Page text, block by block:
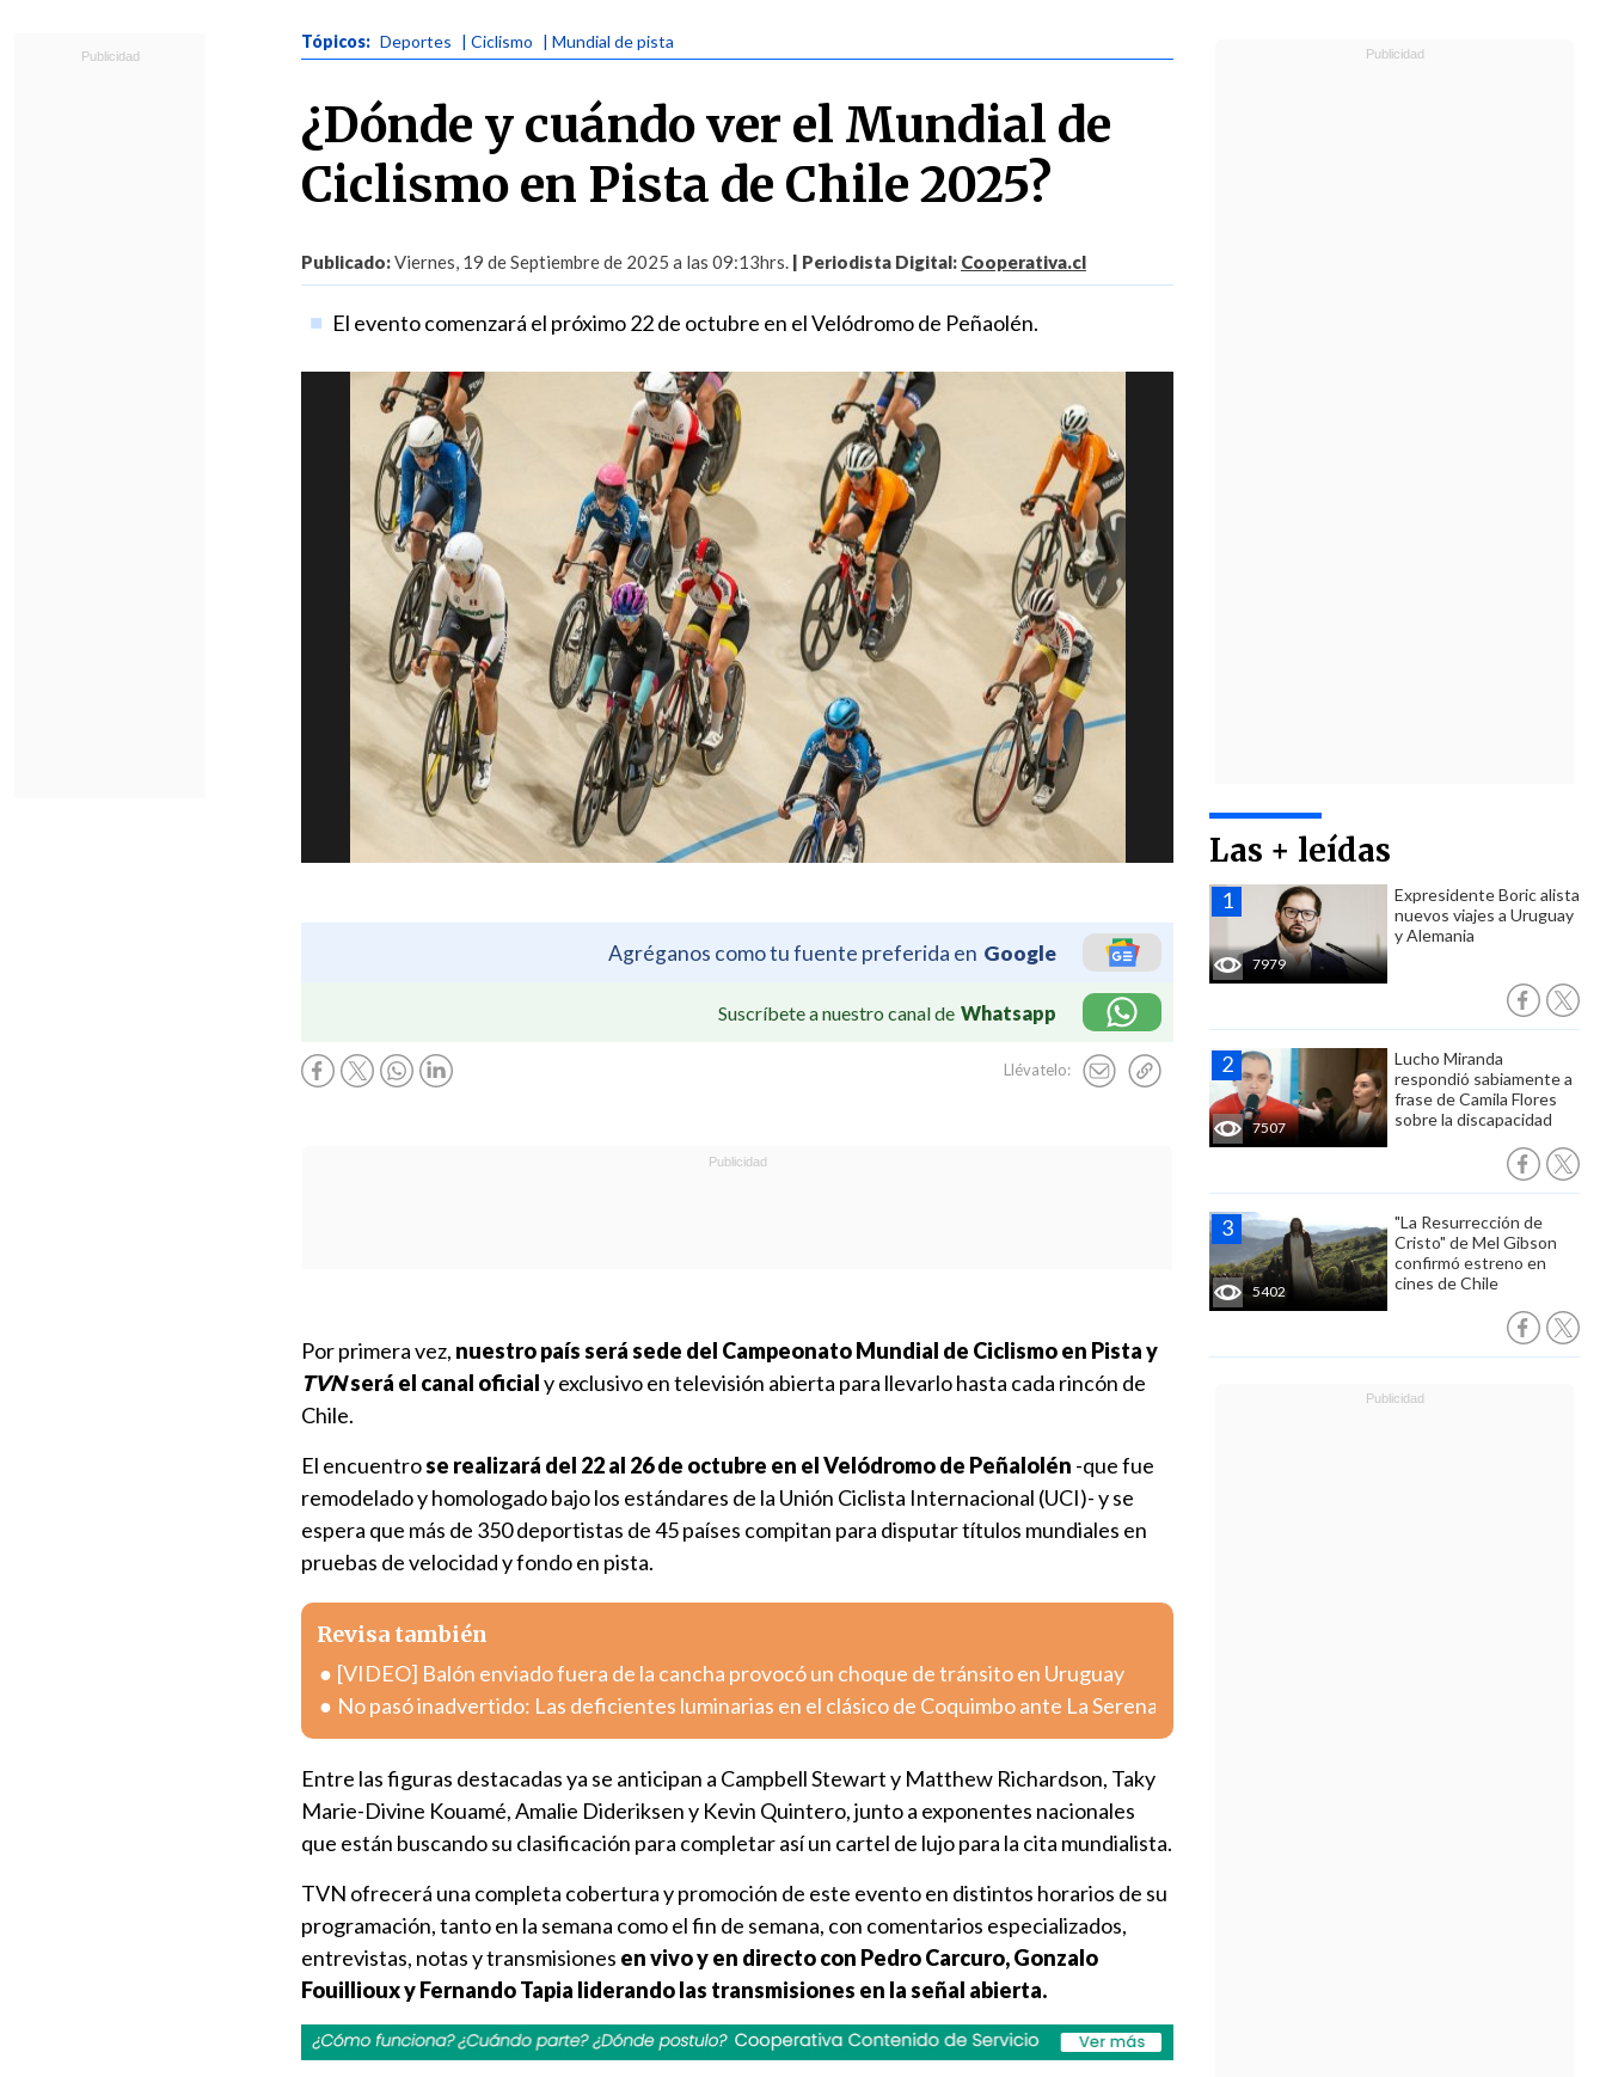
Tópicos: Deportes | Ciclismo | Mundial de pista
¿Dónde y cuándo ver el Mundial de
Ciclismo en Pista de Chile 2025?
Publicado:Viernes, 19 de Septiembre de 2025 a las 09:13hrs. | Periodista Digital: Cooperativa.cl
El evento comenzará el próximo 22 de octubre en el Velódromo de Peñaolén.
Agréganos como tu fuente preferida en Google
Suscríbete a nuestro canal de Whatsapp
Llévatelo:
Las + leídas
7979
Expresidente Boric alista
nuevos viajes a Uruguay
y Alemania
7507
Lucho Miranda
respondió sabiamente a
frase de Camila Flores
sobre la discapacidad
5402
"La Resurrección de
Cristo" de Mel Gibson
confirmó estreno en
cines de Chile
Por primera vez, nuestro país será sede del Campeonato Mundial de Ciclismo en Pista y
TVNserá el canal oficialy exclusivo en televisión abierta para llevarlo hasta cada rincón de
Chile.
El encuentrose realizará del 22 al 26 de octubre en el Velódromo de Peñalolén -que fue
remodelado y homologado bajo los estándares de la Unión Ciclista Internacional (UCI)- y se
espera que más de 350 deportistas de 45 países compitan para disputar títulos mundiales en
pruebas de velocidad y fondo en pista.
Revisa también
[VIDEO] Balón enviado fuera de la cancha provocó un choque de tránsito en Uruguay
No pasó inadvertido: Las deficientes luminarias en el clásico de Coquimbo ante La Serena
Entre las figuras destacadas ya se anticipan a Campbell Stewart y Matthew Richardson, Taky
Marie-Divine Kouamé, Amalie Dideriksen y Kevin Quintero, junto a exponentes nacionales
que están buscando su clasificación para completar así un cartel de lujo para la cita mundialista.
TVN ofrecerá una completa cobertura y promoción de este evento en distintos horarios de su
programación, tanto en la semana como el fin de semana, con comentarios especializados,
entrevistas, notas y transmisiones en vivo y en directo con Pedro Carcuro, Gonzalo
Fouillioux y Fernando Tapia liderando las transmisiones en la señal abierta.